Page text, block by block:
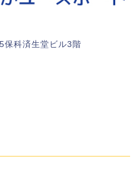
保科済生堂ビル3階